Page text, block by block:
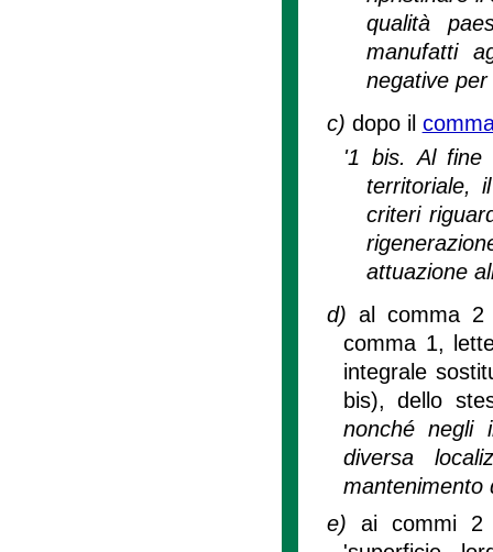
qualità
manufatti
negative
c) dopo il
'1 bis. Al fine
territoriale,
criteri
attuazione
d) al comma 2
comma 1,
integrale
bis), dello
nonché negli
diversa
mantenimento
e) ai commi